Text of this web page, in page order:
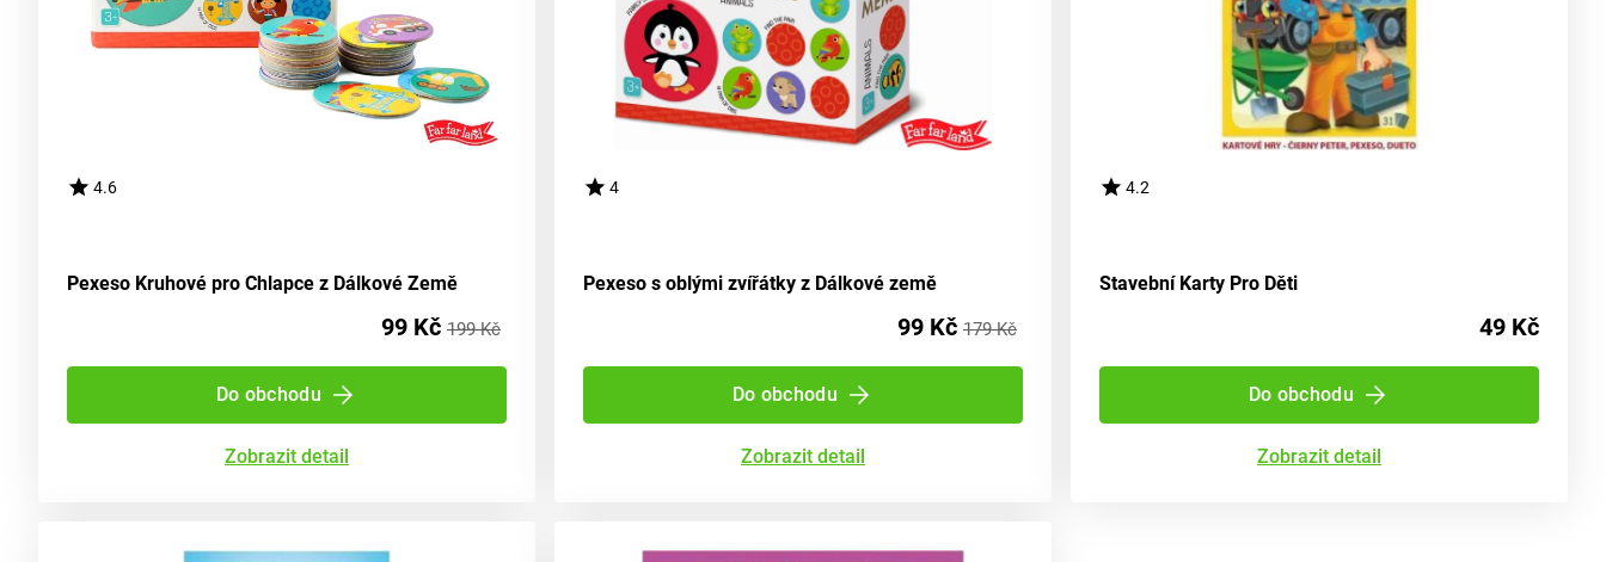
4.6
Pexeso Kruhové pro Chlapce z Dálkové Země
99 Kč 199 Kč
Do obchodu
Zobrazit detail
4
Pexeso s oblými zvířátky z Dálkové země
99 Kč 179 Kč
Do obchodu
Zobrazit detail
4.2
Stavební Karty Pro Děti
49 Kč
Do obchodu
Zobrazit detail